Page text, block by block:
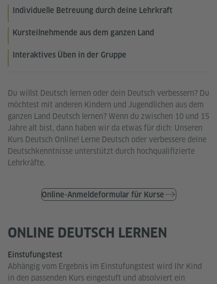
Du willst Deutsch lernen oder dein Deutsch verbessern? Du
möchtest mit anderen Kindern und Jugendlichen aus dem
ganzen Land Deutsch lernen? Wenn du zwischen 10 und 15
Jahre alt bist, dann haben wir da etwas für dich: Unseren
Kurs Deutsch Online! Lerne Deutsch oder verbessere deine
Deutschkenntnisse unterstützt durch hochqualifizierte
Lehrkräfte.
Individuelle Betreuung durch deine Lehrkraft
Kursteilnehmende aus dem ganzen Land
Interaktives Üben in der Gruppe
Online-Anmeldeformular für Kurse
ONLINE DEUTSCH LERNEN
Einstufungstest
Abhängig vom Ergebnis im Einstufungstest wird Ihr Kind
in den passenden Kurs eingestuft und absolviert ein